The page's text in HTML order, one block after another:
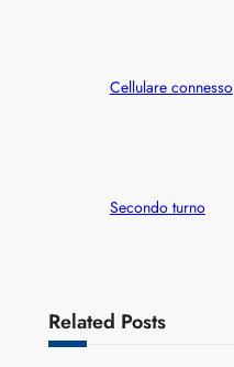
Cellulare connesso
Secondo turno
Related Posts